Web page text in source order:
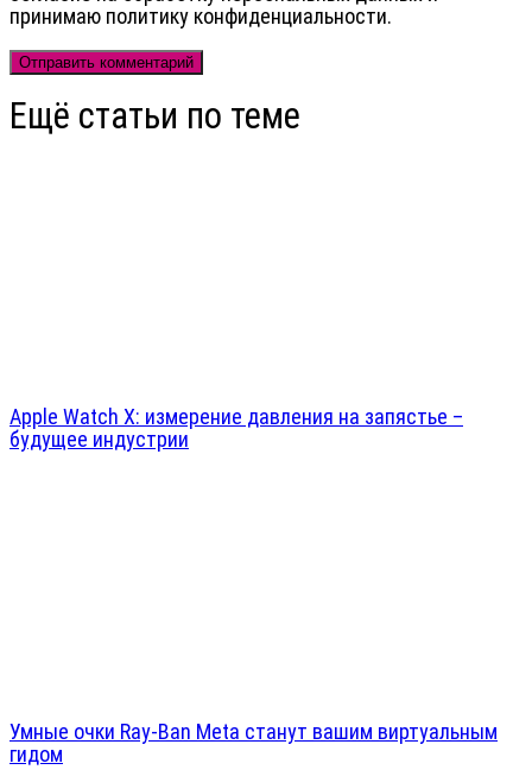
принимаю политику конфиденциальности.
Ещё статьи по теме
Apple Watch X: измерение давления на запястье –
будущее индустрии
Умные очки Ray-Ban Meta станут вашим виртуальным
гидом